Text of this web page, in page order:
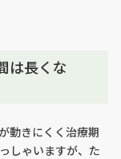
は長くな
動きにくく治療期
しゃいますが、た